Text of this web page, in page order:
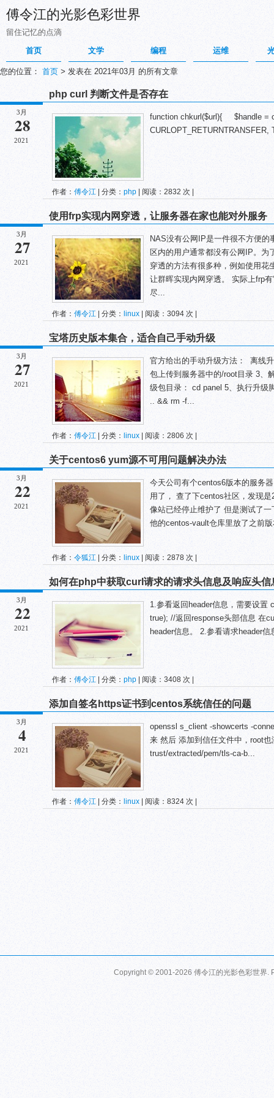
傅令江的光影色彩世界
留住记忆的点滴
首页
文学 编程 运维
您的位置： 首页 > 发表在 2021年03月 的所有文章
3月
28
2021
php curl 判断文件是否存在
function chkurl($url){ $handle =
作者： 傅令江 | 分类： php | 阅读：2832 次 |
3月
27
2021
使用frp实现内网穿透，让服务器在家也能对外服务
NAS没有公网IP是一件很不方便
区内的用户通常都没有公网IP。为
穿透的方法有很多种，例如使用花
让群晖实现内网穿透。 实际上frp
尽...
作者： 傅令江 | 分类： linux | 阅读：3094 次 |
3月
27
2021
宝塔历史版本集合，适合自己手动升级
官方给出的手动升级方法： 离线
包上传到服务器中的/root目录 3、
级包目录： cd panel 5、执行升级
.. && rm -f...
作者： 傅令江 | 分类： linux | 阅读：2806 次 |
3月
22
2021
关于centos6 yum源不可用问题解决办法
今天公司有个centos6版本的服务
用了， 查了下centos社区，发现
像站已经停止维护了 但是测试了
他的centos-vault仓库里放了之前
作者： 令狐江 | 分类： linux | 阅读：2878 次 |
3月
22
2021
如何在php中获取curl请求的请求头信息及响应头信
1.参看返回header信息，需要设置
true); //返回response头部信息 在
header信息。 2.参看请求header
作者： 傅令江 | 分类： php | 阅读：3408 次 |
3月
4
2021
添加自签名https证书到centos系统信任的问题
openssl s_client -showcerts -
来 然后 添加到信任文件中，root
trust/extracted/pem/tls-ca-b...
作者： 傅令江 | 分类： linux | 阅读：8324 次 |
Copyright © 2001-2026 傅令江的光影色彩世界.